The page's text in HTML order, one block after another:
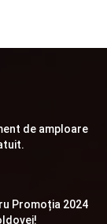
de amploare
Promoția 2024